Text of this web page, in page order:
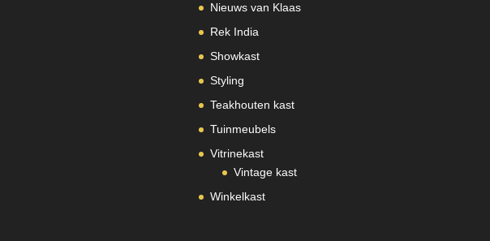
Nieuws van Klaas
Rek India
Showkast
Styling
Teakhouten kast
Tuinmeubels
Vitrinekast
Vintage kast
Winkelkast